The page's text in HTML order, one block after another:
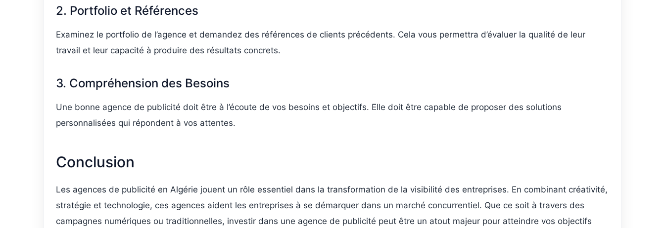
2. Portfolio et Références
Examinez le portfolio de l’agence et demandez des références de clients précédents. Cela vous permettra d’évaluer la qualité de leur
travail et leur capacité à produire des résultats concrets.
3. Compréhension des Besoins
Une bonne agence de publicité doit être à l’écoute de vos besoins et objectifs. Elle doit être capable de proposer des solutions
personnalisées qui répondent à vos attentes.
Conclusion
Les agences de publicité en Algérie jouent un rôle essentiel dans la transformation de la visibilité des entreprises. En combinant créativité,
stratégie et technologie, ces agences aident les entreprises à se démarquer dans un marché concurrentiel. Que ce soit à travers des
campagnes numériques ou traditionnelles, investir dans une agence de publicité peut être un atout majeur pour atteindre vos objectifs